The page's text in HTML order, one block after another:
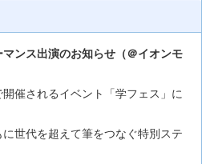
マンス出演のお知らせ（＠イオンモ
催されるイベント「学フェス」に
世代を超えて筆をつなぐ特別ステ